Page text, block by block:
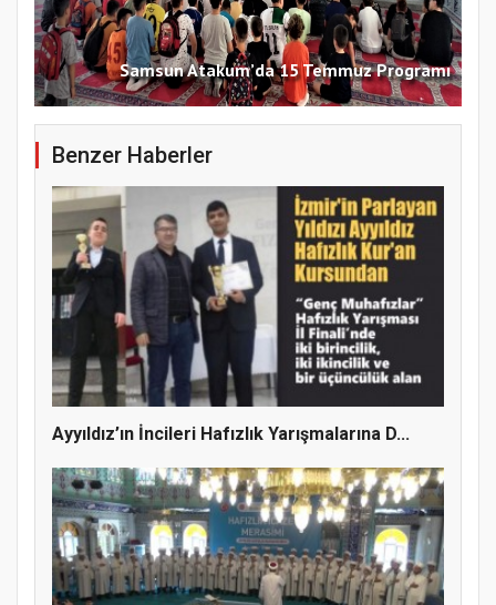
Samsun Atakum’da 15 Temmuz Programı
Benzer Haberler
Ayyıldız’ın İncileri Hafızlık Yarışmalarına D...